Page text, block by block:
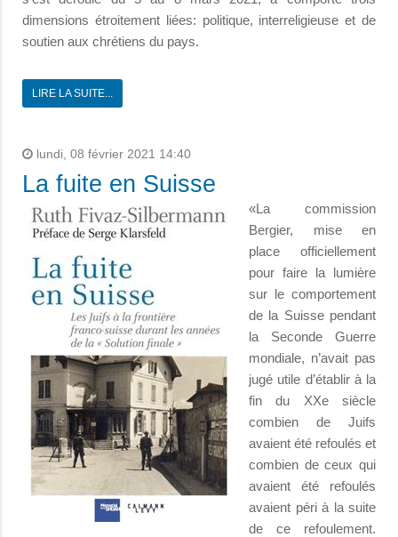
dimensions étroitement liées: politique, interreligieuse et de
soutien aux chrétiens du pays.
LIRE LA SUITE...
lundi, 08 février 2021 14:40
La fuite en Suisse
«La commission
Bergier, mise en
place officiellement
pour faire la lumière
sur le comportement
de la Suisse pendant
la Seconde Guerre
mondiale, n’avait pas
jugé utile d’établir à la
fin du XXe siècle
combien de Juifs
avaient été refoulés et
combien de ceux qui
avaient été refoulés
avaient péri à la suite
de ce refoulement.